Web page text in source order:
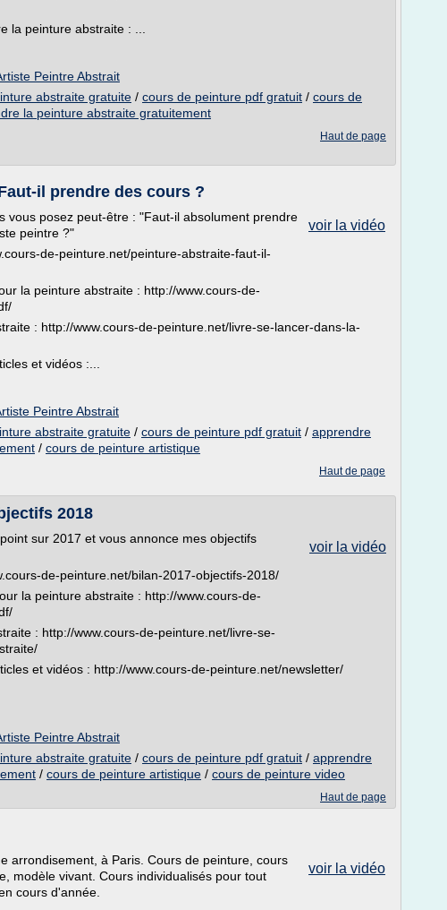
la peinture abstraite : ...
Peintre Abstrait
abstraite gratuite / cours de peinture pdf gratuit / cours de
la peinture abstraite gratuitement
Haut de page
il prendre des cours ?
voir la vidéo
vous posez peut-être : "Faut-il absolument prendre
peintre ?"
de-peinture.net/peinture-abstraite-faut-il-
la peinture abstraite : http://www.cours-de-
: http://www.cours-de-peinture.net/livre-se-lancer-dans-la-
et vidéos :...
Peintre Abstrait
abstraite gratuite / cours de peinture pdf gratuit / apprendre
/ cours de peinture artistique
Haut de page
2018
voir la vidéo
sur 2017 et vous annonce mes objectifs
de-peinture.net/bilan-2017-objectifs-2018/
la peinture abstraite : http://www.cours-de-
: http://www.cours-de-peinture.net/livre-se-
et vidéos : http://www.cours-de-peinture.net/newsletter/
Peintre Abstrait
abstraite gratuite / cours de peinture pdf gratuit / apprendre
/ cours de peinture artistique / cours de peinture video
Haut de page
voir la vidéo
arrondisement, à Paris. Cours de peinture, cours
modèle vivant. Cours individualisés pour tout
cours d'année.